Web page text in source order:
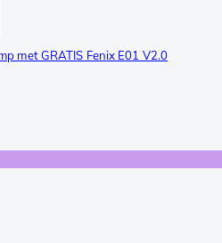
met GRATIS Fenix E01 V2.0